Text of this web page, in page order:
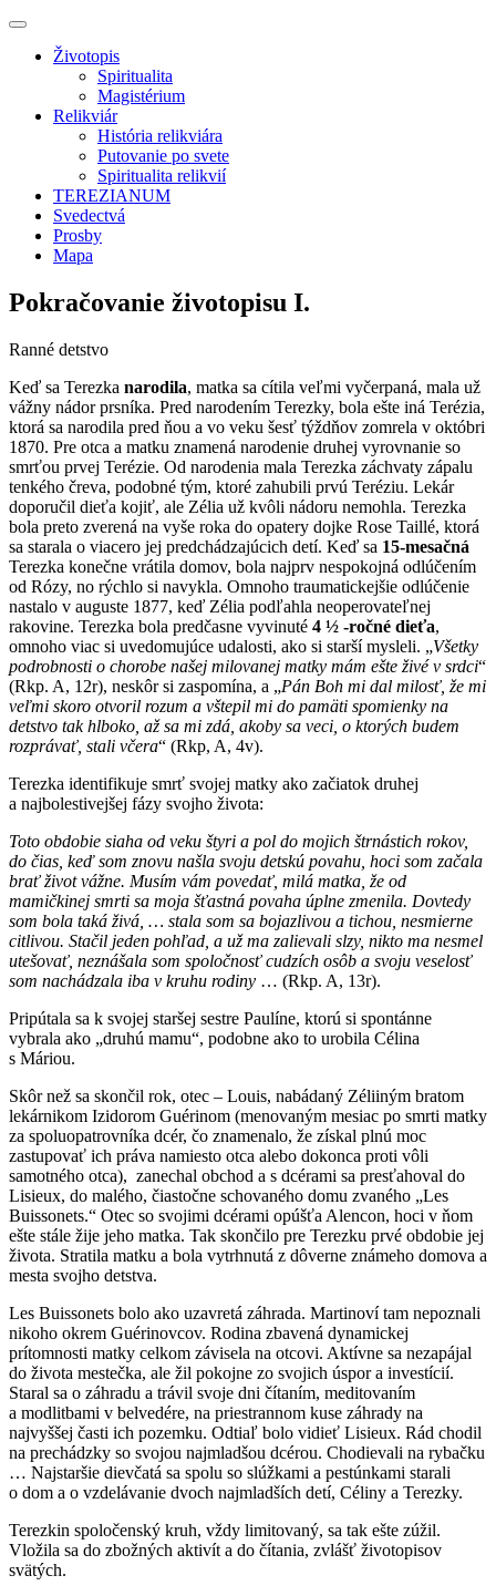
Životopis
Spiritualita
Magistérium
Relikviár
História relikviára
Putovanie po svete
Spiritualita relikvií
TEREZIANUM
Svedectvá
Prosby
Mapa
Pokračovanie životopisu I.
Ranné detstvo
Keď sa Terezka narodila, matka sa cítila veľmi vyčerpaná, mala už
vážny nádor prsníka. Pred narodením Terezky, bola ešte iná Terézia,
ktorá sa narodila pred ňou a vo veku šesť týždňov zomrela v októbri
1870. Pre otca a matku znamená narodenie druhej vyrovnanie so
smrťou prvej Terézie. Od narodenia mala Terezka záchvaty zápalu
tenkého čreva, podobné tým, ktoré zahubili prvú Teréziu. Lekár
doporučil dieťa kojiť, ale Zélia už kvôli nádoru nemohla. Terezka
bola preto zverená na vyše roka do opatery dojke Rose Taillé, ktorá
sa starala o viacero jej predchádzajúcich detí. Keď sa 15-mesačná
Terezka konečne vrátila domov, bola najprv nespokojná odlúčením
od Rózy, no rýchlo si navykla. Omnoho traumatickejšie odlúčenie
nastalo v auguste 1877, keď Zélia podľahla neoperovateľnej
rakovine. Terezka bola predčasne vyvinuté 4 ½ -ročné dieťa,
omnoho viac si uvedomujúce udalosti, ako si starší mysleli. „Všetky
podrobnosti o chorobe našej milovanej matky mám ešte živé v srdci“
(Rkp. A, 12r), neskôr si zaspomína, a „Pán Boh mi dal milosť, že mi
veľmi skoro otvoril rozum a vštepil mi do pamäti spomienky na
detstvo tak hlboko, až sa mi zdá, akoby sa veci, o ktorých budem
rozprávať, stali včera“ (Rkp, A, 4v).
Terezka identifikuje smrť svojej matky ako začiatok druhej
a najbolestivejšej fázy svojho života:
Toto obdobie siaha od veku štyri a pol do mojich štrnástich rokov,
do čias, keď som znovu našla svoju detskú povahu, hoci som začala
brať život vážne. Musím vám povedať, milá matka, že od
mamičkinej smrti sa moja šťastná povaha úplne zmenila. Dovtedy
som bola taká živá, … stala som sa bojazlivou a tichou, nesmierne
citlivou. Stačil jeden pohľad, a už ma zalievali slzy, nikto ma nesmel
utešovať, neznášala som spoločnosť cudzích osôb a svoju veselosť
som nachádzala iba v kruhu rodiny … (Rkp. A, 13r).
Pripútala sa k svojej staršej sestre Paulíne, ktorú si spontánne
vybrala ako „druhú mamu“, podobne ako to urobila Célina
s Máriou.
Skôr než sa skončil rok, otec – Louis, nabádaný Zéliiným bratom
lekárnikom Izidorom Guérinom (menovaným mesiac po smrti matky
za spoluopatrovníka dcér, čo znamenalo, že získal plnú moc
zastupovať ich práva namiesto otca alebo dokonca proti vôli
samotného otca), zanechal obchod a s dcérami sa presťahoval do
Lisieux, do malého, čiastočne schovaného domu zvaného „Les
Buissonets.“ Otec so svojimi dcérami opúšťa Alencon, hoci v ňom
ešte stále žije jeho matka. Tak skončilo pre Terezku prvé obdobie jej
života. Stratila matku a bola vytrhnutá z dôverne známeho domova a
mesta svojho detstva.
Les Buissonets bolo ako uzavretá záhrada. Martinoví tam nepoznali
nikoho okrem Guérinovcov. Rodina zbavená dynamickej
prítomnosti matky celkom závisela na otcovi. Aktívne sa nezapájal
do života mestečka, ale žil pokojne zo svojich úspor a investícií.
Staral sa o záhradu a trávil svoje dni čítaním, meditovaním
a modlitbami v belvedére, na priestrannom kuse záhrady na
najvyššej časti ich pozemku. Odtiaľ bolo vidieť Lisieux. Rád chodil
na prechádzky so svojou najmladšou dcérou. Chodievali na rybačku
… Najstaršie dievčatá sa spolu so slúžkami a pestúnkami starali
o dom a o vzdelávanie dvoch najmladších detí, Céliny a Terezky.
Terezkin spoločenský kruh, vždy limitovaný, sa tak ešte zúžil.
Vložila sa do zbožných aktivít a do čítania, zvlášť životopisov
svätých.